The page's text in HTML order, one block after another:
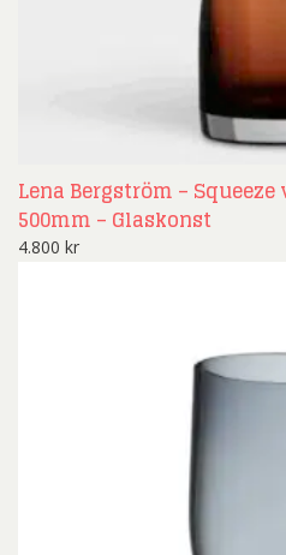
Lena Bergström –
500mm – Glaskonst
4.800 kr